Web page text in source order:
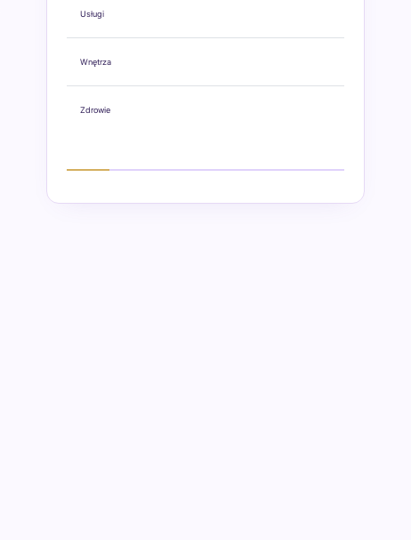
Usługi
Wnętrza
Zdrowie